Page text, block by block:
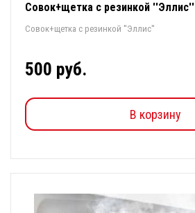
Совок+щетка c резинкой ''Эллис''
Совок+щетка c резинкой ''Эллис''
500 руб.
В корзину